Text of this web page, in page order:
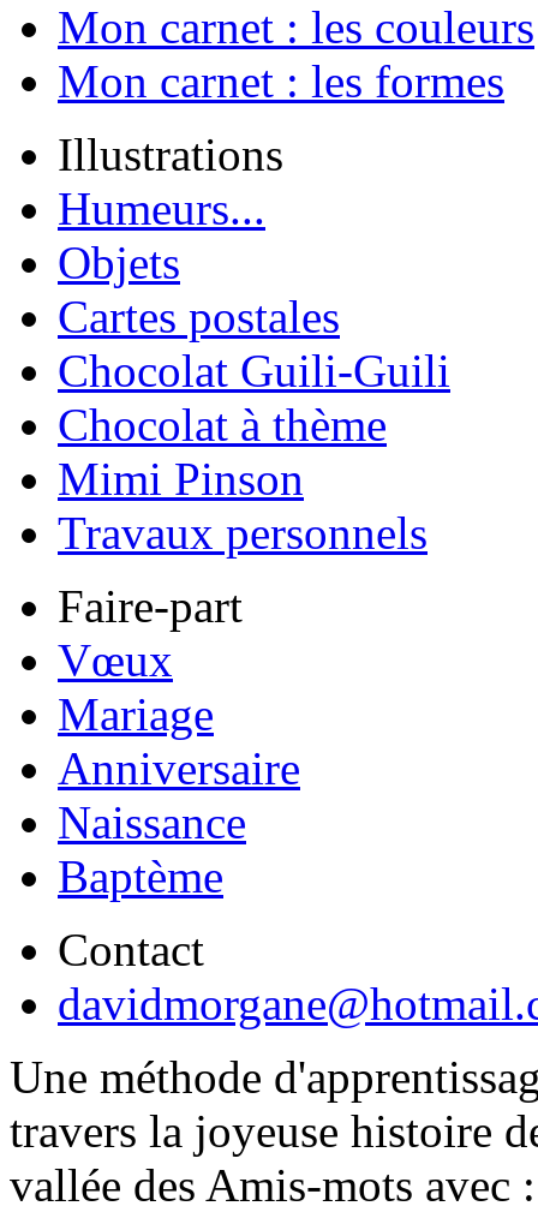
Mon carnet : les couleurs
Mon carnet : les formes
Illustrations
Humeurs...
Objets
Cartes postales
Chocolat Guili-Guili
Chocolat à thème
Mimi Pinson
Travaux personnels
Faire-part
Vœux
Mariage
Anniversaire
Naissance
Baptème
Contact
Une méthode
travers la joyeuse histoire
vallée des Amis-mots avec :